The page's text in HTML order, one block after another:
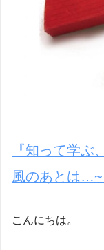
『知って学
風のあとは…~
こんにちは。